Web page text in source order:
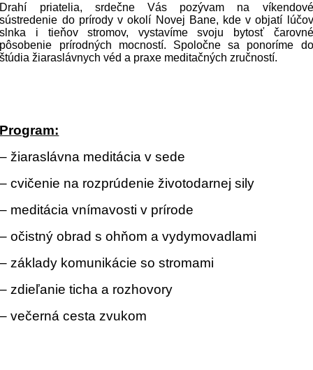
Drahí priatelia, srdečne Vás pozývam na víkendové
sústredenie do prírody v okolí Novej Bane, kde v objatí lúčov
slnka i tieňov stromov, vystavíme svoju bytosť čarovné
pôsobenie prírodných mocností. Spoločne sa ponoríme do
štúdia žiaraslávnych véd a praxe meditačných zručností.
Program:
– žiaraslávna meditácia v sede
– cvičenie na rozprúdenie životodarnej sily
– meditácia vnímavosti v prírode
– očistný obrad s ohňom a vydymovadlami
– základy komunikácie so stromami
– zdieľanie ticha a rozhovory
– večerná cesta zvukom